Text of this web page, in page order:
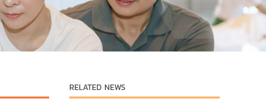
RELATED NEWS